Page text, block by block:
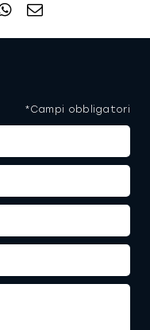
WhatsApp
Email
*Campi obbligatori